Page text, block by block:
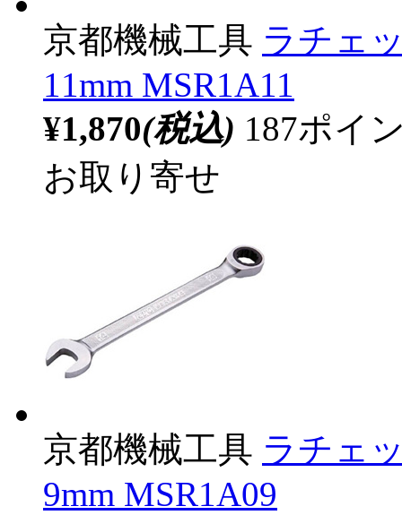
京都機械工具 ラチェ
11mm MSR1A11
¥1,870(税込) 187ポイ
お取り寄せ
京都機械工具 ラチェ
9mm MSR1A09